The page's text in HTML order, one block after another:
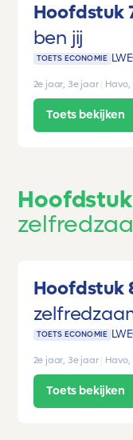
Hoofdstuk
ben jij
TOETS ECONOMIE
2e jaar, 3e jaar
Toets bekijken
Hoofdstuk
TOETS ECONOMIE
2e jaar, 3e jaar
Toets bekijken